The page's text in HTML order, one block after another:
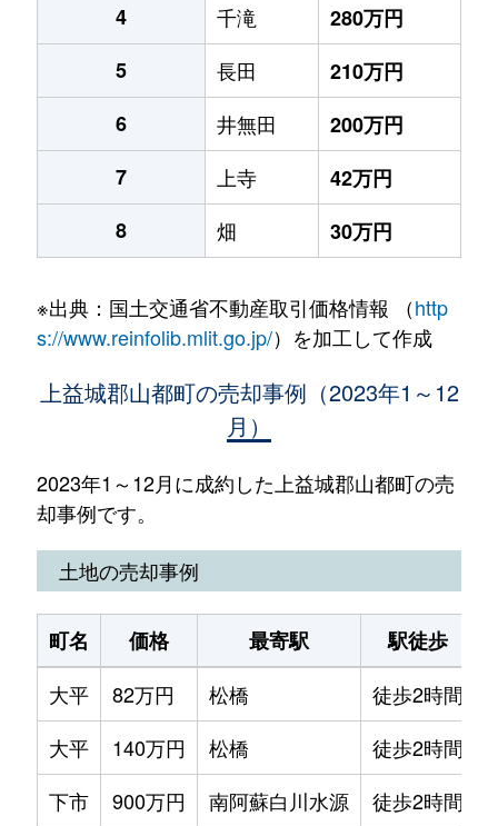
4
千滝
280万円
5
長田
210万円
6
井無田
200万円
7
上寺
42万円
8
畑 30万円
※出典：国土交通省不動産取引価格情報 （http
s://www.reinfolib.mlit.go.jp/）を加工して作成
上益城郡山都町の売却事例（2023年1～12
月）
2023年1～12月に成約した上益城郡山都町の売
却事例です。
土地の売却事例
町名 価格 最寄駅 駅徒歩
大平
82万円 松橋 徒歩2時間
大平
140万円 松橋 徒歩2時間
下市
900万円 南阿蘇白川水源 徒歩2時間